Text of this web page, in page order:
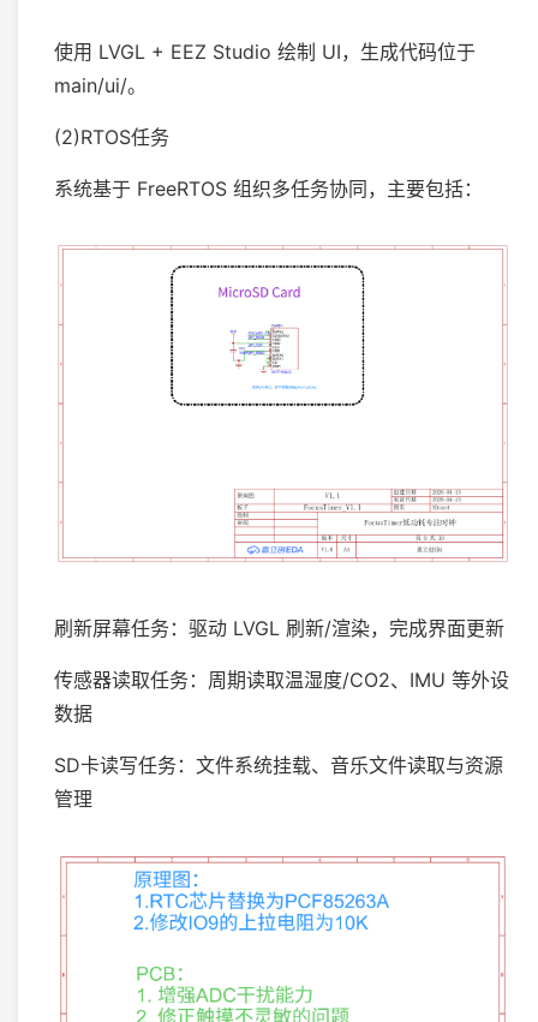
使用 LVGL + EEZ Studio 绘制 UI，生成代码位于
main/ui/。
(2)RTOS任务
系统基于 FreeRTOS 组织多任务协同，主要包括：
刷新屏幕任务：驱动 LVGL 刷新/渲染，完成界面更新
传感器读取任务：周期读取温湿度/CO2、IMU 等外设
数据
SD卡读写任务：文件系统挂载、音乐文件读取与资源
管理